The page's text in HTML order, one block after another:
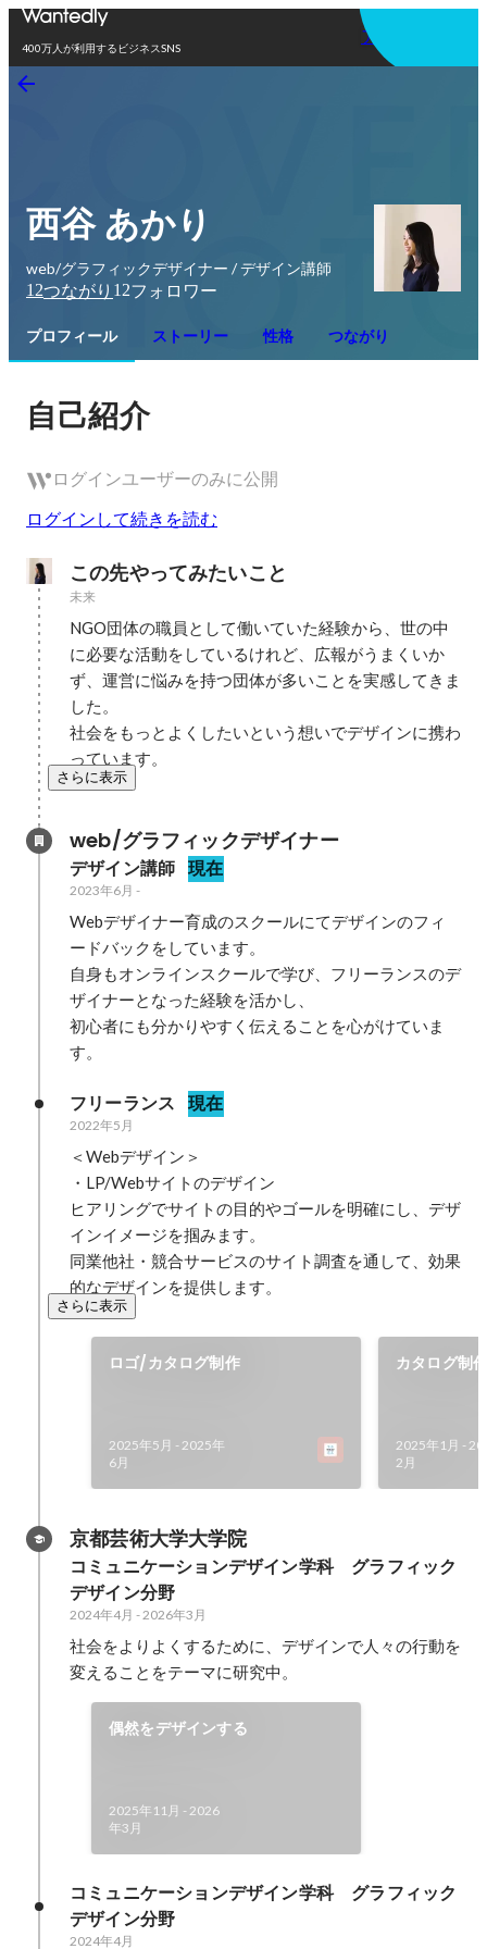
400万人が利用するビジネスSNS
アプリを使う
西谷 あかり
web/グラフィックデザイナー / デザイン講師
12つながり 12フォロワー
プロフィール ストーリー 性格 つながり
自己紹介
ログインユーザーのみに公開
ログインして続きを読む
この先やってみたいこと
未来
NGO団体の職員として働いていた経験から、世の中
に必要な活動をしているけれど、広報がうまくいか
ず、運営に悩みを持つ団体が多いことを実感してきま
した。
社会をもっとよくしたいという想いでデザインに携わ
っています。
さらに表示
web/グラフィックデザイナー
デザイン講師 現在
2023年6月 -
Webデザイナー育成のスクールにてデザインのフィ
ードバックをしています。
自身もオンラインスクールで学び、フリーランスのデ
ザイナーとなった経験を活かし、
初心者にも分かりやすく伝えることを心がけていま
す。
フリーランス 現在
2022年5月
＜Webデザイン＞
・LP/Webサイトのデザイン
ヒアリングでサイトの目的やゴールを明確にし、デザ
インイメージを掴みます。
同業他社・競合サービスのサイト調査を通して、効果
的なデザインを提供します。
さらに表示
ロゴ/カタログ制作
2025年5月 -2025年
6月
カタログ制
2025年1月 -
2月
京都芸術大学大学院
コミュニケーションデザイン学科　グラフィック
デザイン分野
2024年4月 -2026年3月
社会をよりよくするために、デザインで人々の行動を
変えることをテーマに研究中。
偶然をデザインする
2025年11月 -2026
年3月
コミュニケーションデザイン学科　グラフィック
デザイン分野
2024年4月